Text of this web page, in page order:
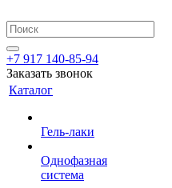
+7 917 140-85-94
Заказать звонок
Каталог
Гель-лаки
Однофазная
система